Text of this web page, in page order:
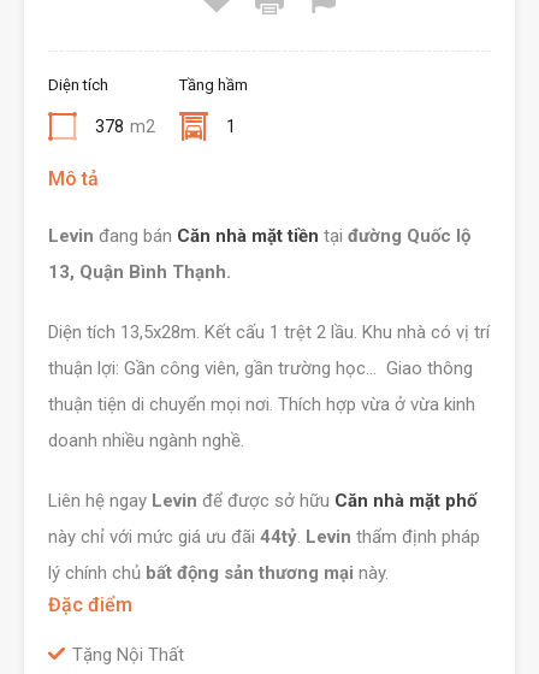
Diện tích
378 m2
Tầng hầm
1
Mô tả
Levin đang bán Căn nhà mặt tiền tại đường Quốc lộ
13, Quận Bình Thạnh.
Diện tích 13,5x28m. Kết cấu 1 trệt 2 lầu. Khu nhà có vị trí
thuận lợi: Gần công viên, gần trường học… Giao thông
thuận tiện di chuyển mọi nơi. Thích hợp vừa ở vừa kinh
doanh nhiều ngành nghề.
Liên hệ ngay Levin để được sở hữu Căn nhà mặt phố
này chỉ với mức giá ưu đãi 44tỷ. Levin thẩm định pháp
lý chính chủ bất động sản thương mại này.
Đặc điểm
Tặng Nội Thất